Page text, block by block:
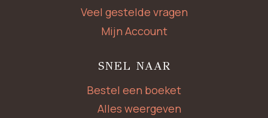
Veel gestelde vragen
Mijn Account
SNEL NAAR
Bestel een boeket
Alles weergeven